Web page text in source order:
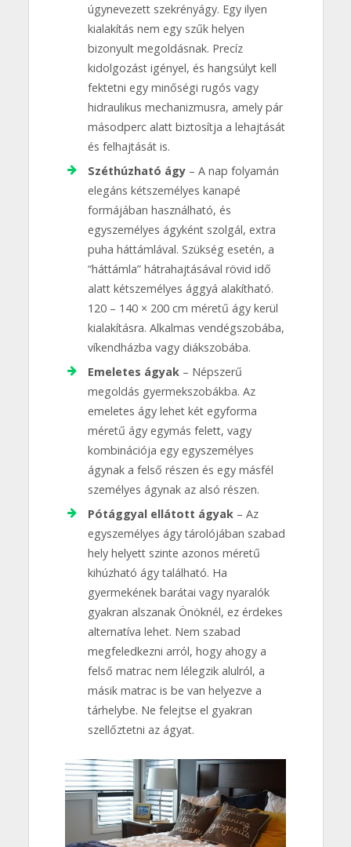
úgynevezett szekrényágy. Egy ilyen
kialakítás nem egy szűk helyen
bizonyult megoldásnak. Precíz
kidolgozást igényel, és hangsúlyt kell
fektetni egy minőségi rugós vagy
hidraulikus mechanizmusra, amely pár
másodperc alatt biztosítja a lehajtását
és felhajtását is.
Széthúzható ágy– A nap folyamán
elegáns kétszemélyes kanapé
formájában használható, és
egyszemélyes ágyként szolgál, extra
puha háttámlával. Szükség esetén, a
“háttámla” hátrahajtásával rövid idő
alatt kétszemélyes ággyá alakítható.
120 – 140 × 200 cm méretű ágy kerül
kialakításra. Alkalmas vendégszobába,
víkendházba vagy diákszobába.
Emeletes ágyak– Népszerű
megoldás gyermekszobákba. Az
emeletes ágy lehet két egyforma
méretű ágy egymás felett, vagy
kombinációja egy egyszemélyes
ágynak a felső részen és egy másfél
személyes ágynak az alsó részen.
Pótággyal ellátott ágyak– Az
egyszemélyes ágy tárolójában szabad
hely helyett szinte azonos méretű
kihúzható ágy található. Ha
gyermekének barátai vagy nyaralók
gyakran alszanak Önöknél, ez érdekes
alternatíva lehet. Nem szabad
megfeledkezni arról, hogy ahogy a
felső matrac nem lélegzik alulról, a
másik matrac is be van helyezve a
tárhelybe. Ne felejtse el gyakran
szellőztetni az ágyat.